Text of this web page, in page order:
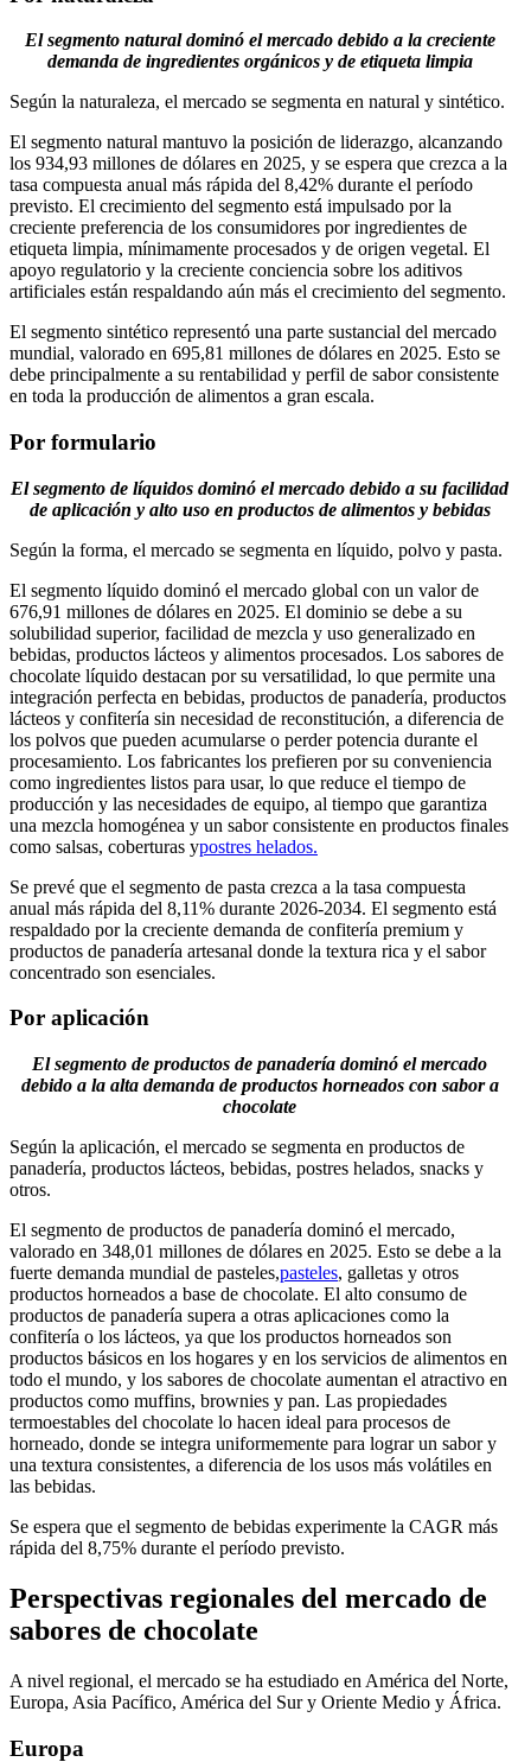
El segmento natural dominó el mercado debido a la creciente
demanda de ingredientes orgánicos y de etiqueta limpia
Según la naturaleza, el mercado se segmenta en natural y sintético.
El segmento natural mantuvo la posición de liderazgo, alcanzando
los 934,93 millones de dólares en 2025, y se espera que crezca a la
tasa compuesta anual más rápida del 8,42% durante el período
previsto. El crecimiento del segmento está impulsado por la
creciente preferencia de los consumidores por ingredientes de
etiqueta limpia, mínimamente procesados ​​y de origen vegetal. El
apoyo regulatorio y la creciente conciencia sobre los aditivos
artificiales están respaldando aún más el crecimiento del segmento.
El segmento sintético representó una parte sustancial del mercado
mundial, valorado en 695,81 millones de dólares en 2025. Esto se
debe principalmente a su rentabilidad y perfil de sabor consistente
en toda la producción de alimentos a gran escala.
Por formulario
El segmento de líquidos dominó el mercado debido a su facilidad
de aplicación y alto uso en productos de alimentos y bebidas
Según la forma, el mercado se segmenta en líquido, polvo y pasta.
El segmento líquido dominó el mercado global con un valor de
676,91 millones de dólares en 2025. El dominio se debe a su
solubilidad superior, facilidad de mezcla y uso generalizado en
bebidas, productos lácteos y alimentos procesados. Los sabores de
chocolate líquido destacan por su versatilidad, lo que permite una
integración perfecta en bebidas, productos de panadería, productos
lácteos y confitería sin necesidad de reconstitución, a diferencia de
los polvos que pueden acumularse o perder potencia durante el
procesamiento. Los fabricantes los prefieren por su conveniencia
como ingredientes listos para usar, lo que reduce el tiempo de
producción y las necesidades de equipo, al tiempo que garantiza
una mezcla homogénea y un sabor consistente en productos finales
como salsas, coberturas ypostres helados.
Se prevé que el segmento de pasta crezca a la tasa compuesta
anual más rápida del 8,11% durante 2026-2034. El segmento está
respaldado por la creciente demanda de confitería premium y
productos de panadería artesanal donde la textura rica y el sabor
concentrado son esenciales.
Por aplicación
El segmento de productos de panadería dominó el mercado
debido a la alta demanda de productos horneados con sabor a
chocolate
Según la aplicación, el mercado se segmenta en productos de
panadería, productos lácteos, bebidas, postres helados, snacks y
otros.
El segmento de productos de panadería dominó el mercado,
valorado en 348,01 millones de dólares en 2025. Esto se debe a la
fuerte demanda mundial de pasteles,pasteles, galletas y otros
productos horneados a base de chocolate. El alto consumo de
productos de panadería supera a otras aplicaciones como la
confitería o los lácteos, ya que los productos horneados son
productos básicos en los hogares y en los servicios de alimentos en
todo el mundo, y los sabores de chocolate aumentan el atractivo en
productos como muffins, brownies y pan. Las propiedades
termoestables del chocolate lo hacen ideal para procesos de
horneado, donde se integra uniformemente para lograr un sabor y
una textura consistentes, a diferencia de los usos más volátiles en
las bebidas.
Se espera que el segmento de bebidas experimente la CAGR más
rápida del 8,75% durante el período previsto.
Perspectivas regionales del mercado de
sabores de chocolate
A nivel regional, el mercado se ha estudiado en América del Norte,
Europa, Asia Pacífico, América del Sur y Oriente Medio y África.
Europa